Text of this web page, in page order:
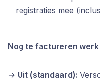
registraties mee
Nog te factureren
→ Uit (standaard):